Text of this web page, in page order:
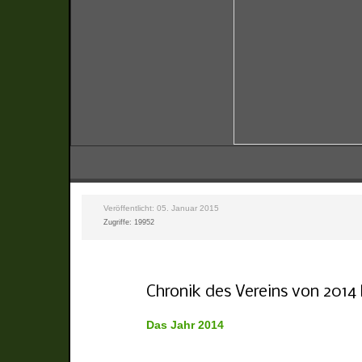
Veröffentlicht: 05. Januar 2015
Zugriffe: 19952
Chronik des Vereins von 2014
Das Jahr2014